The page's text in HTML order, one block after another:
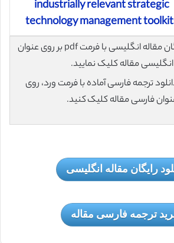
industrially relevant strategic
technology management
برای دانلود رایگان مقاله انگلیسی با فرمت pdf بر روی عنوان
انگلیسی مقاله کلیک نمایید.
ترجمه فارسی آماده با فرمت ورد، روی
فارسی مقاله کلیک کنید.
رایگان مقاله انگلیسی
ترجمه فارسی مقاله